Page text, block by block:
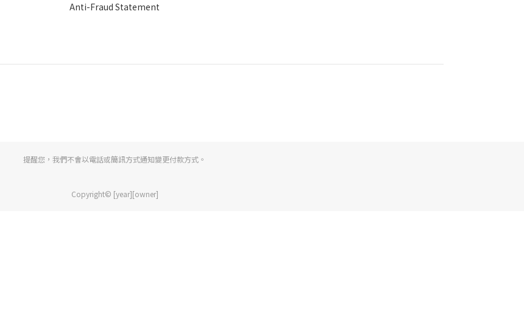
Anti-Fraud Statement
提醒您，我們不會以電話或簡訊方式通知變更付款方式。
Copyright© [year][owner]